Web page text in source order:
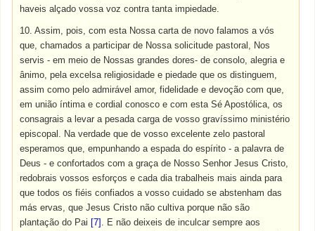
haveis alçado vossa voz contra tanta impiedade.
10. Assim, pois, com esta Nossa carta de novo falamos a vós
que, chamados a participar de Nossa solicitude pastoral, Nos
servis - em meio de Nossas grandes dores- de consolo, alegria e
ânimo, pela excelsa religiosidade e piedade que os distinguem,
assim como pelo admirável amor, fidelidade e devoção com que,
em união íntima e cordial conosco e com esta Sé Apostólica, os
consagrais a levar a pesada carga de vosso gravíssimo ministério
episcopal. Na verdade que de vosso excelente zelo pastoral
esperamos que, empunhando a espada do espírito - a palavra de
Deus - e confortados com a graça de Nosso Senhor Jesus Cristo,
redobrais vossos esforços e cada dia trabalheis mais ainda para
que todos os fiéis confiados a vosso cuidado se abstenham das
más ervas, que Jesus Cristo não cultiva porque não são
plantação do Pai [7] . E não deixeis de inculcar sempre aos